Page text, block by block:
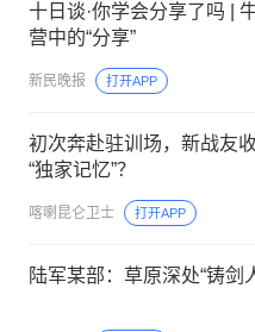
十日谈·你学会分享了吗 |
营中的“分享”
新民晚报 打开APP
初次奔赴驻训场，新战友
“独家记忆”？
喀喇昆仑卫士 打开APP
陆军某部：草原深处“铸剑